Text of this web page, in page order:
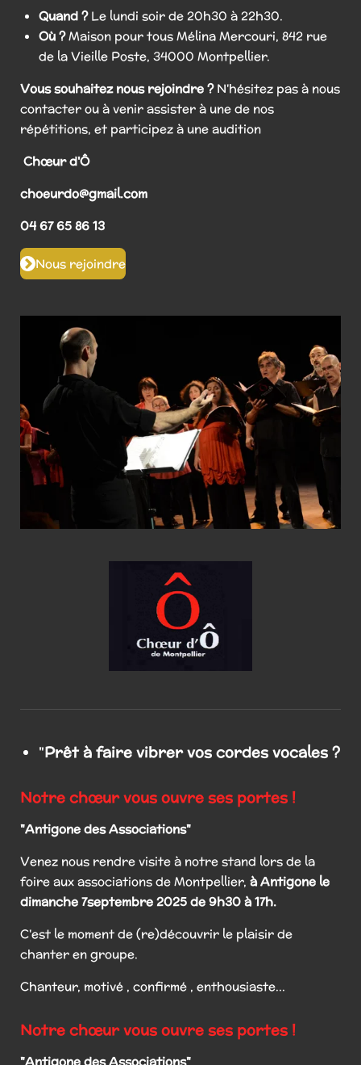
Quand ?Le lundi soir de 20h30 à 22h30.
Où ?Maison pour tous Mélina Mercouri, 842 rue
de la Vieille Poste, 34000 Montpellier.
Vous souhaitez nous rejoindre ?N'hésitez pas à nous
contacter ou à venir assister à une de nos
répétitions, et participez à une audition
Chœur d'Ô
choeurdo@gmail.com
04 67 65 86 13
Nous rejoindre
"Prêt à faire vibrer vos cordes vocales ?
Notre chœur vous ouvre ses portes !
"Antigone des Associations"
Venez nous rendre visite à notre stand lors de la
foire aux associations de Montpellier, à Antigone le
dimanche 7septembre 2025 de 9h30 à 17h.
C'est le moment de (re)découvrir le plaisir de
chanter en groupe.
Chanteur, motivé , confirmé , enthousiaste...
Notre chœur vous ouvre ses portes !
"Antigone des Associations"